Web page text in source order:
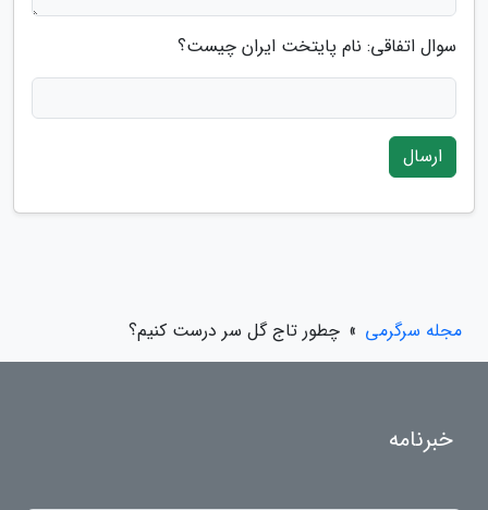
سوال اتفاقی: نام پایتخت ایران چیست؟
ارسال
مجله سرگرمی » چطور تاج گل سر درست کنیم؟
خبرنامه